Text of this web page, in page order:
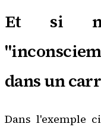
Et si
dans un
Dans l'exemple